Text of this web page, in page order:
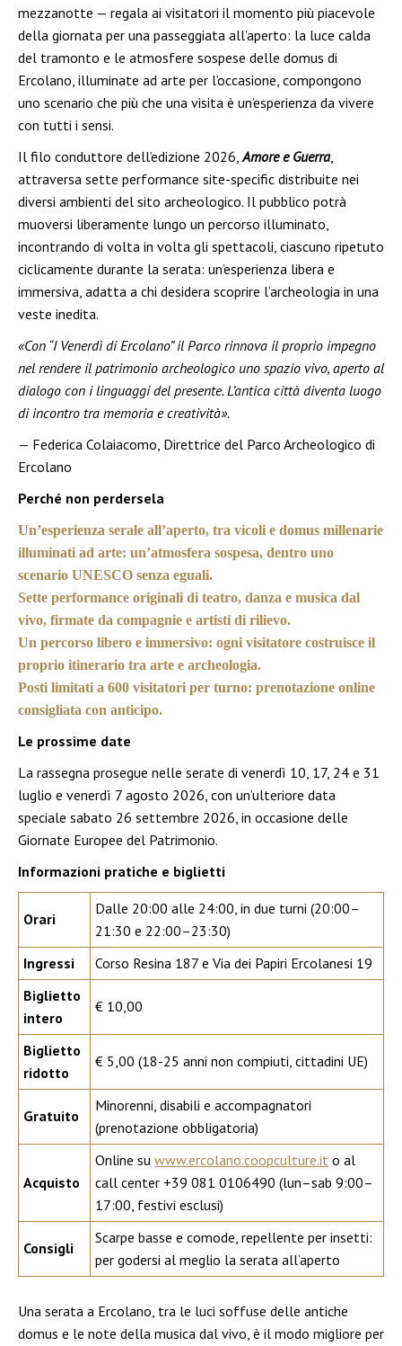
mezzanotte — regala ai visitatori il momento più piacevole
della giornata per una passeggiata all’aperto: la luce calda
del tramonto e le atmosfere sospese delle domus di
Ercolano, illuminate ad arte per l’occasione, compongono
uno scenario che più che una visita è un’esperienza da vivere
con tutti i sensi.
Il filo conduttore dell’edizione 2026,Amore e Guerra,
attraversa sette performance site-specific distribuite nei
diversi ambienti del sito archeologico. Il pubblico potrà
muoversi liberamente lungo un percorso illuminato,
incontrando di volta in volta gli spettacoli, ciascuno ripetuto
ciclicamente durante la serata: un’esperienza libera e
immersiva, adatta a chi desidera scoprire l’archeologia in una
veste inedita.
«Con “I Venerdì di Ercolano” il Parco rinnova il proprio impegno
nel rendere il patrimonio archeologico uno spazio vivo, aperto al
dialogo con i linguaggi del presente. L’antica città diventa luogo
di incontro tra memoria e creatività».
— Federica Colaiacomo, Direttrice del Parco Archeologico di
Ercolano
Perché non perdersela
Un’esperienza serale all’aperto, tra vicoli e domus millenarie
illuminati ad arte: un’atmosfera sospesa, dentro uno
scenario UNESCO senza eguali.
Sette performance originali di teatro, danza e musica dal
vivo, firmate da compagnie e artisti di rilievo.
Un percorso libero e immersivo: ogni visitatore costruisce il
proprio itinerario tra arte e archeologia.
Posti limitati a 600 visitatori per turno: prenotazione online
consigliata con anticipo.
Le prossime date
La rassegna prosegue nelle serate di venerdì 10, 17, 24 e 31
luglio e venerdì 7 agosto 2026, con un’ulteriore data
speciale sabato 26 settembre 2026, in occasione delle
Giornate Europee del Patrimonio.
Informazioni pratiche e biglietti
Orari
Dalle 20:00 alle 24:00, in due turni (20:00–
21:30 e 22:00–23:30)
Ingressi
Corso Resina 187 e Via dei Papiri Ercolanesi 19
Biglietto
intero
€ 10,00
Biglietto
ridotto
€ 5,00 (18-25 anni non compiuti, cittadini UE)
Gratuito
Minorenni, disabili e accompagnatori
(prenotazione obbligatoria)
Acquisto
Online su www.ercolano.coopculture.it o al
call center +39 081 0106490 (lun–sab 9:00–
17:00, festivi esclusi)
Consigli
Scarpe basse e comode, repellente per insetti:
per godersi al meglio la serata all’aperto
Una serata a Ercolano, tra le luci soffuse delle antiche
domus e le note della musica dal vivo, è il modo migliore per